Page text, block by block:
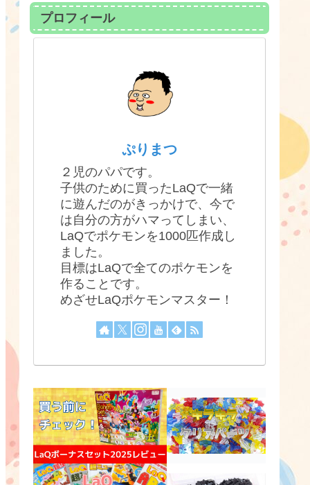
プロフィール
ぷりまつ
２児のパパです。
子供のために買ったLaQで一緒
に遊んだのがきっかけで、今で
は自分の方がハマってしまい、
LaQでポケモンを1000匹作成し
ました。
目標はLaQで全てのポケモンを
作ることです。
めざせLaQポケモンマスター！